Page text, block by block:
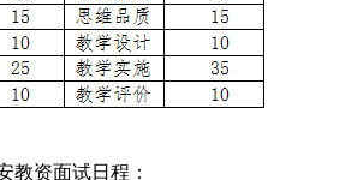
教资面试日程：